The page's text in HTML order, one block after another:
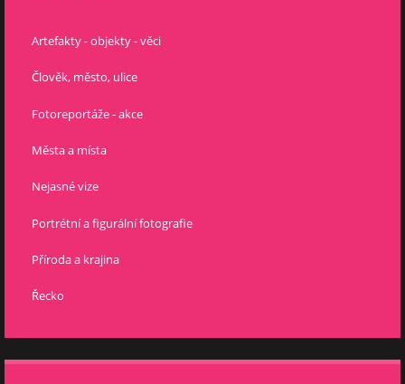
Artefakty - objekty - věci
Člověk, město, ulice
Fotoreportáže - akce
Města a místa
Nejasné vize
Portrétní a figurální fotografie
Příroda a krajina
Řecko